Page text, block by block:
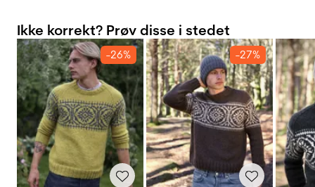
Ikke korrekt? Prøv disse i stedet
-26% -27%